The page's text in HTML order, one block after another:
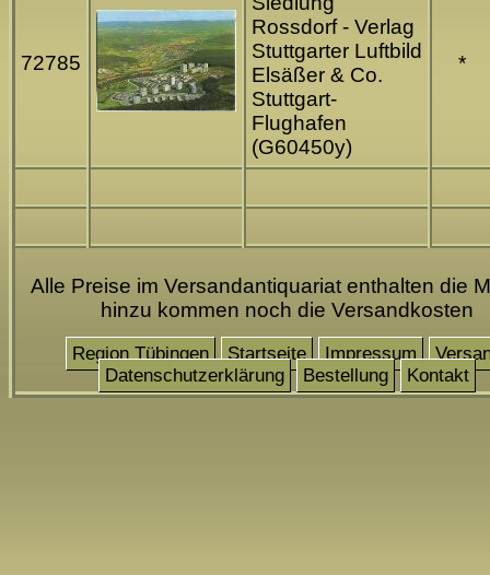
72785
Rossdorf - Verlag
Stuttgarter Luftbild
Elsäßer & Co.
Stuttgart-
Flughafen
(G60450y)
*
Alle Preise im Versandantiquariat enthalten die
hinzu kommen noch die Versandkosten
Region Tübingen Startseite Impressum
Datenschutzerklärung
Bestellung Kontakt